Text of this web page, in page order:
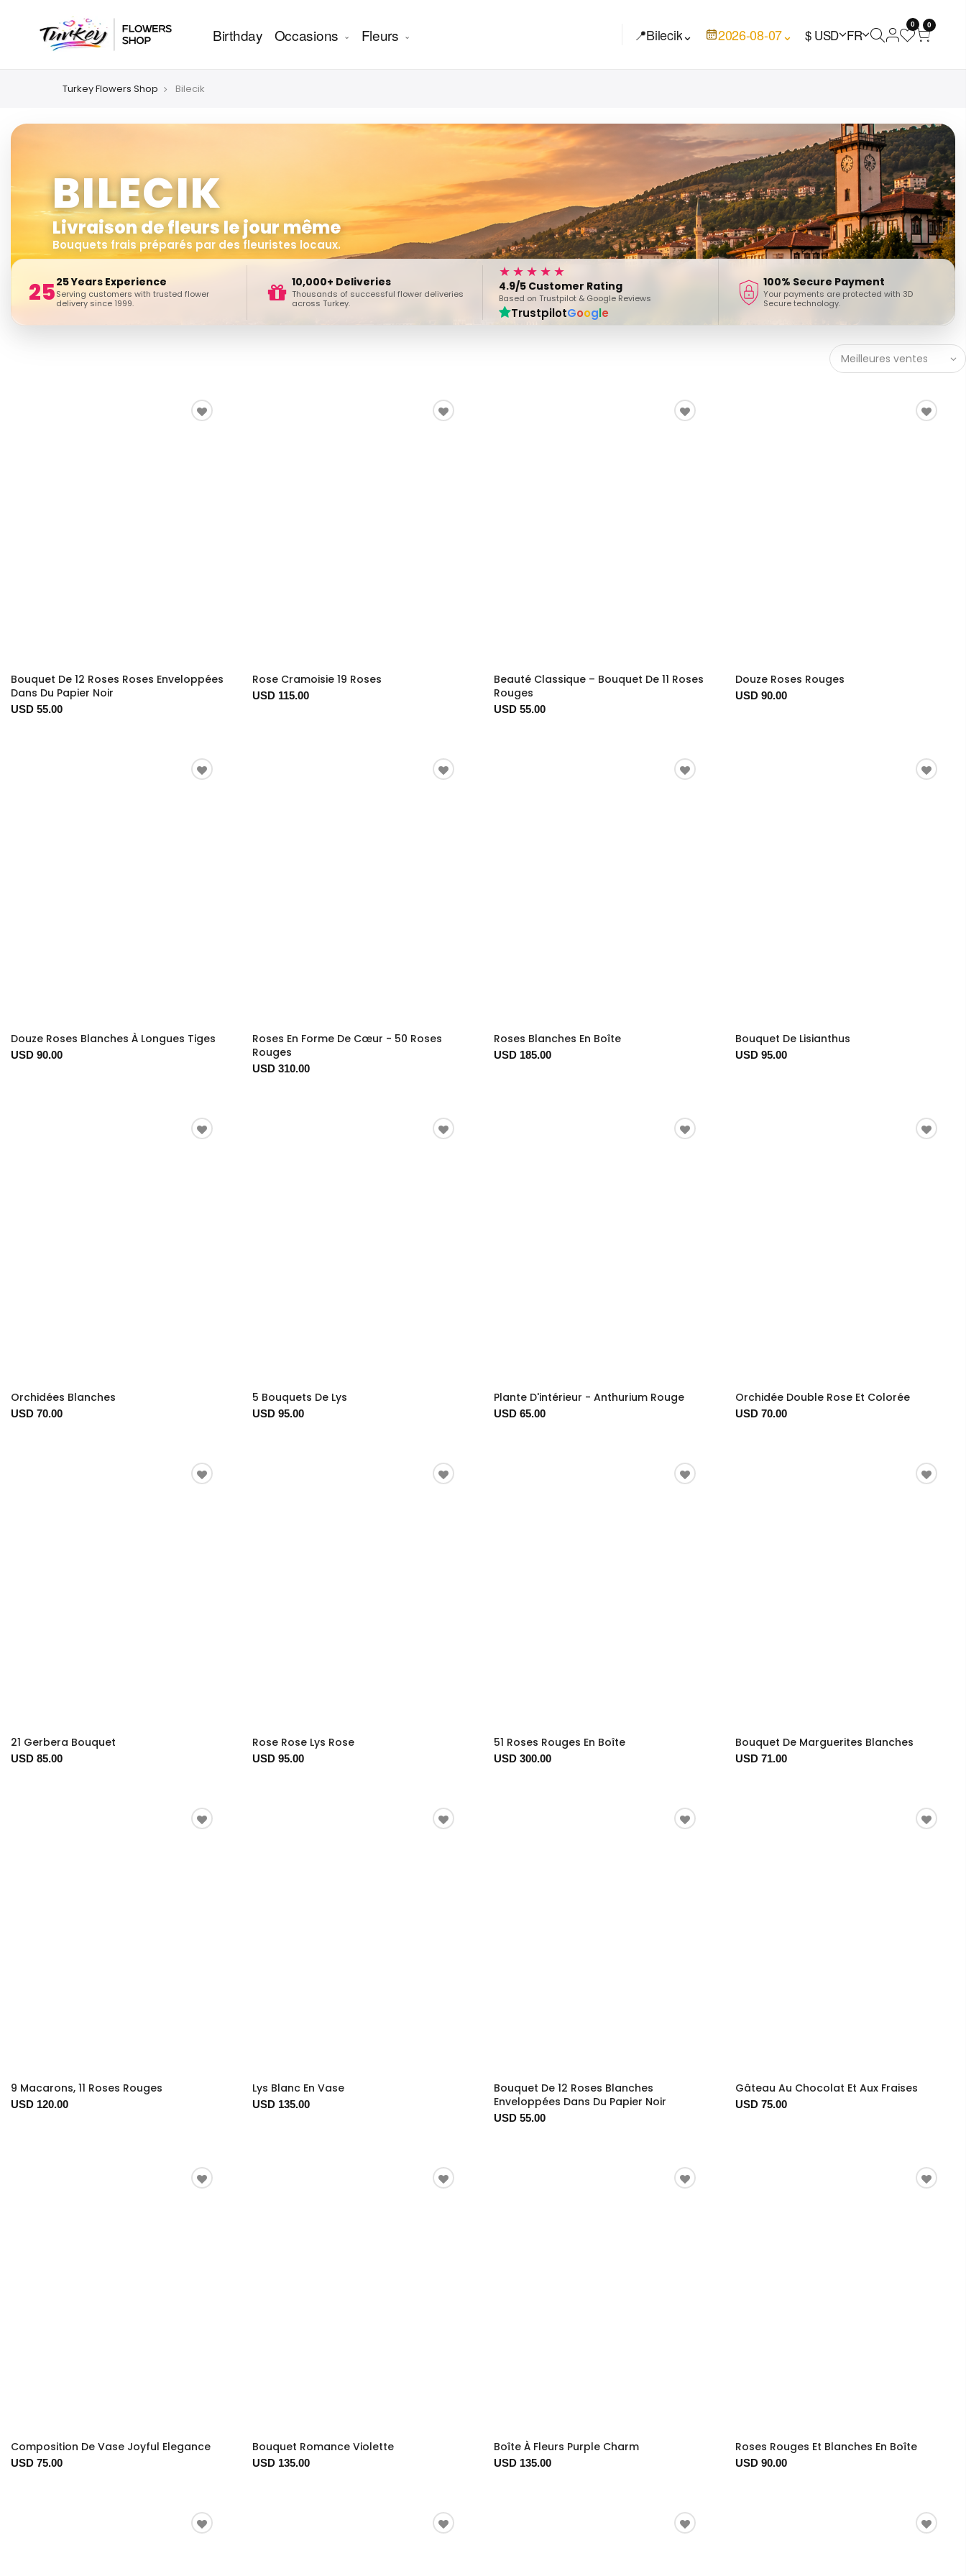
Birthday Occasions Fleurs 📍Bilecik⌄ 2026-08-07⌄ $ USD FR
0 0
Turkey Flowers Shop Bilecik
BILECIK
Livraison de fleurs le jour même
Bouquets frais préparés par des fleuristes locaux.
2525 Years Experience
Serving customers with trusted flower
delivery since 1999.
10,000+ Deliveries
Thousands of successful flower deliveries
across Turkey.
★★★★★
4.9/5 Customer Rating
Based on Trustpilot & Google Reviews
TrustpilotGoogle
100% Secure Payment
Your payments are protected with 3D
Secure technology.
Meilleures ventes
Bouquet De 12 Roses Roses Enveloppées
Dans Du Papier Noir
USD 55.00
Rose Cramoisie 19 Roses
USD 115.00
Beauté Classique – Bouquet De 11 Roses
Rouges
USD 55.00
Douze Roses Rouges
USD 90.00
Douze Roses Blanches À Longues Tiges
USD 90.00
Roses En Forme De Cœur - 50 Roses
Rouges
USD 310.00
Roses Blanches En Boîte
USD 185.00
Bouquet De Lisianthus
USD 95.00
Orchidées Blanches
USD 70.00
5 Bouquets De Lys
USD 95.00
Plante D'intérieur - Anthurium Rouge
USD 65.00
Orchidée Double Rose Et Colorée
USD 70.00
21 Gerbera Bouquet
USD 85.00
Rose Rose Lys Rose
USD 95.00
51 Roses Rouges En Boîte
USD 300.00
Bouquet De Marguerites Blanches
USD 71.00
9 Macarons, 11 Roses Rouges
USD 120.00
Lys Blanc En Vase
USD 135.00
Bouquet De 12 Roses Blanches
Enveloppées Dans Du Papier Noir
USD 55.00
Gâteau Au Chocolat Et Aux Fraises
USD 75.00
Composition De Vase Joyful Elegance
USD 75.00
Bouquet Romance Violette
USD 135.00
Boîte À Fleurs Purple Charm
USD 135.00
Roses Rouges Et Blanches En Boîte
USD 90.00